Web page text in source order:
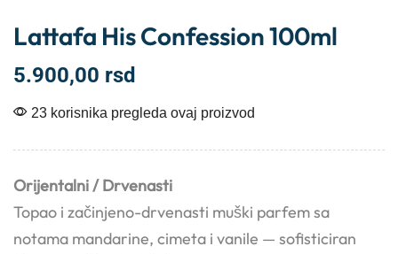
Lattafa His Confession 100ml
5.900,00 rsd
23 korisnika pregleda ovaj proizvod
Orijentalni / Drvenasti
Topao i začinjeno-drvenasti muški parfem sa
notama mandarine, cimeta i vanile — sofisticiran